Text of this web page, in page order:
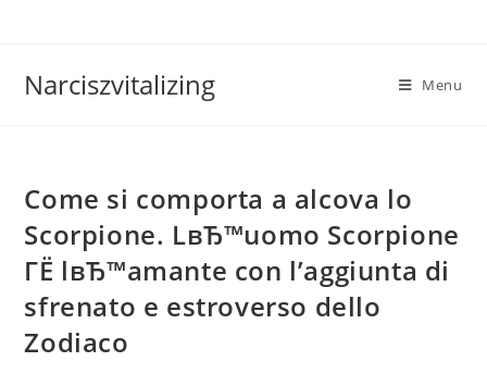
Narciszvitalizing Menu
Come si comporta a alcova lo
Scorpione. LвЂ™uomo Scorpione
ГЁ lвЂ™amante con l’aggiunta di
sfrenato e estroverso dello
Zodiaco